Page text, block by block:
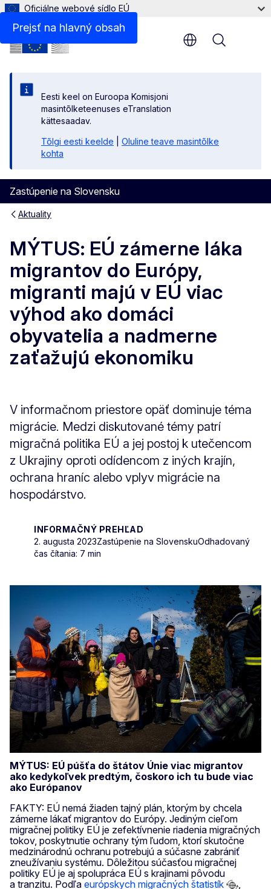
Prejsť na hlavný obsah
Oficiálne webové sídlo EÚ
Eesti keel on Euroopa Komisjoni
masintõlketeenuses eTranslation
kättesaadav.
Tõlgi eesti keelde
Oluline teave masintõlke
kohta
Zastúpenie na Slovensku
Menu
Aktuality
MÝTUS: EÚ zámerne láka
migrantov do Európy,
migranti majú v EÚ viac
výhod ako domáci
obyvatelia a nadmerne
zaťažujú ekonomiku
V informačnom priestore opäť dominuje téma
migrácie. Medzi diskutované témy patrí
migračná politika EÚ a jej postoj k utečencom
z Ukrajiny oproti odídencom z iných krajín,
ochrana hraníc alebo vplyv migrácie na
hospodárstvo.
INFORMAČNÝ PREHĽAD
2. augusta 2023Zastúpenie na SlovenskuOdhadovaný
čas čítania: 7 min
MÝTUS: EÚ púšťa do štátov Únie viac migrantov
ako kedykoľvek predtým, čoskoro ich tu bude viac
ako Európanov
FAKTY: EÚ nemá žiaden tajný plán, ktorým by chcela
zámerne lákať migrantov do Európy. Jediným cieľom
migračnej politiky EÚ je zefektívnenie riadenia migračných
tokov, poskytnutie ochrany tým ľudom, ktorí skutočne
medzinárodnú ochranu potrebujú a súčasne zabrániť
zneužívaniu systému. Dôležitou súčasťou migračnej
politiky EÚ je aj spolupráca EÚ s krajinami pôvodu
a tranzitu. Podľa európskych migračných štatistík
,